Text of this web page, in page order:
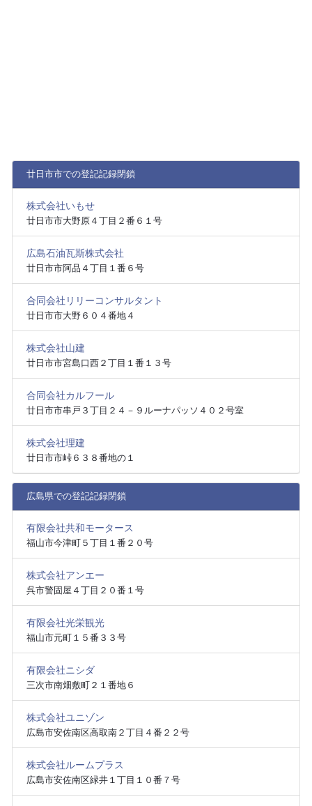
廿日市市での登記記録閉鎖
株式会社いもせ
廿日市市大野原４丁目２番６１号
広島石油瓦斯株式会社
廿日市市阿品４丁目１番６号
合同会社リリーコンサルタント
廿日市市大野６０４番地４
株式会社山建
廿日市市宮島口西２丁目１番１３号
合同会社カルフール
廿日市市串戸３丁目２４－９ルーナパッソ４０２号室
株式会社理建
廿日市市峠６３８番地の１
広島県での登記記録閉鎖
有限会社共和モータース
福山市今津町５丁目１番２０号
株式会社アンエー
呉市警固屋４丁目２０番１号
有限会社光栄観光
福山市元町１５番３３号
有限会社ニシダ
三次市南畑敷町２１番地６
株式会社ユニゾン
広島市安佐南区高取南２丁目４番２２号
株式会社ルームプラス
広島市安佐南区緑井１丁目１０番７号